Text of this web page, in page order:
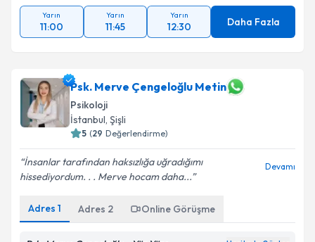
Yarın
11:00
Yarın
11:45
Yarın
12:30 Daha Fazla
Psk. Merve Çengeloğlu Metin
Psikoloji
İstanbul, Şişli
5 (29 Değerlendirme)
İnsanlar tarafından haksızlığa uğradığımı
hissediyordum. . . Merve hocam daha...
Devamı
Adres 1 Adres 2 Online Görüşme